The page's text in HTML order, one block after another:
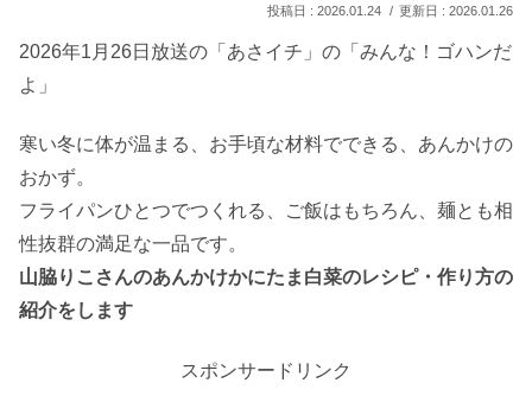
2026.01.24 2026.01.26
2026年1月26日放送の「あさイチ」の「みんな！ゴハンだ
よ」
寒い冬に体が温まる、お手頃な材料でできる、あんかけの
おかず。
フライパンひとつでつくれる、ご飯はもちろん、麺とも相
性抜群の満足な一品です。
山脇りこさんのあんかけかにたま白菜のレシピ・作り方の
紹介をします
スポンサードリンク